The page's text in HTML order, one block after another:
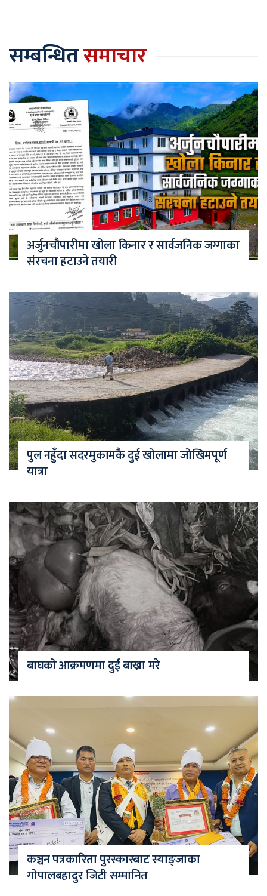
सम्बन्धितसमाचार
अर्जुनचौपारीमा खोला किनार र सार्वजनिक जग्गाका
संरचना हटाउने तयारी
पुल नहुँदा सदरमुकामकै दुई खोलामा जोखिमपूर्ण
यात्रा
बाघको आक्रमणमा दुई बाख्रा मरे
कञ्चन पत्रकारिता पुरस्कारबाट स्याङ्जाका
गोपालबहादुर जिटी सम्मानित